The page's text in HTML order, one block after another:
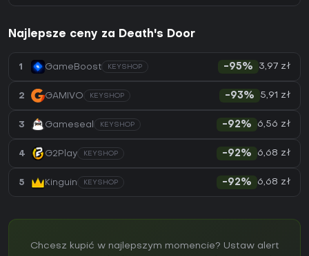
Najlepsze ceny za Death's Door
1 GameBoost KEYSHOP -95% 3,97 zł
2 GAMIVO KEYSHOP -93% 5,91 zł
3 Gameseal KEYSHOP -92% 6,56 zł
4 G2Play KEYSHOP -92% 6,68 zł
5 Kinguin KEYSHOP -92% 6,68 zł
Chcesz kupić w najlepszym momencie? Ustaw alert